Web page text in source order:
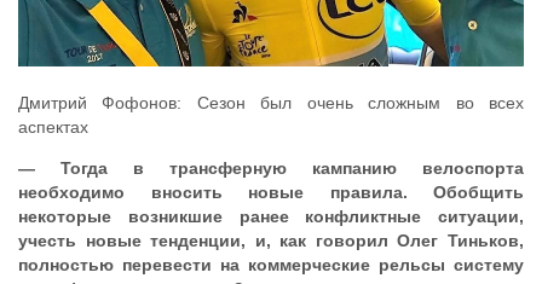
Дмитрий Фофонов: Сезон был очень сложным во всех
аспектах
— Тогда в трансферную кампанию велоспорта
необходимо вносить новые правила. Обобщить
некоторые возникшие ранее конфликтные ситуации,
учесть новые тенденции, и, как говорил Олег Тиньков,
полностью перевести на коммерческие рельсы систему